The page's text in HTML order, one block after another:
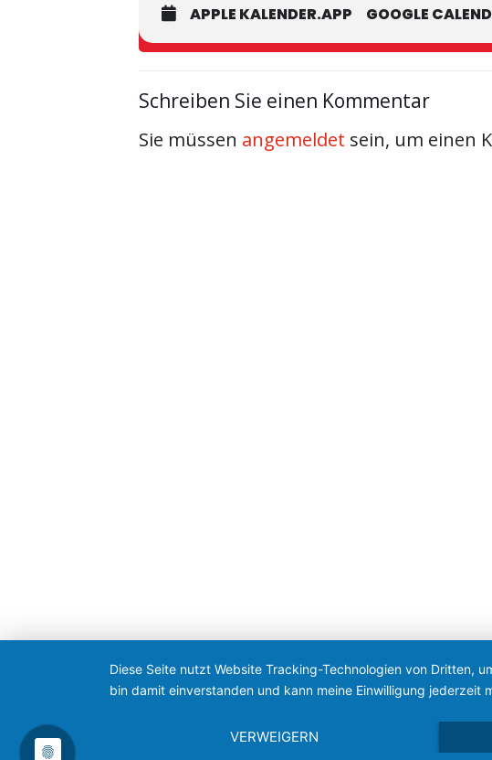
APPLE KALENDER.APP GOOGLE
Schreiben Sie einen Kommentar
Sie müssen angemeldet sein, um einen
Diese Seite nutzt Website Tracking-Technologien von Dritten,
bin damit einverstanden und kann meine Einwilligung
VERWEIGERN